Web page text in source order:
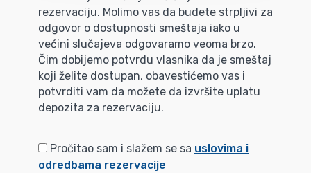
rezervaciju. Molimo vas da budete strpljivi za
odgovor o dostupnosti smeštaja iako u
većini slučajeva odgovaramo veoma brzo.
Čim dobijemo potvrdu vlasnika da je smeštaj
koji želite dostupan, obavestićemo vas i
potvrditi vam da možete da izvršite uplatu
depozita za rezervaciju.
Pročitao sam i slažem se sa uslovima i
odredbama rezervacije